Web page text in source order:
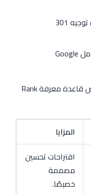
أنشئ عمليات إعادة توجيه 301
راقب الأداء من خلال تكامل Google
للحصول على نصائح متقدمة، استعرض قاعدة معرفة Rank
المزايا
اقتراحات تحسين
مصممة
خصيصًا.